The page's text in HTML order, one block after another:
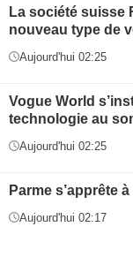
La société suisse
nouveau type de
Aujourd'hui 02:25
Vogue World
technologie au
Aujourd'hui 02:25
Parme s’apprête
Aujourd'hui 02:17